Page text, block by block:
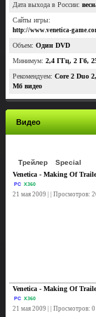
Дата выхода в России:
Сайты игры:
http://www.venetica-
Объем: Один DVD
Минимум: 2,4 ГГц, 2 Гб,
Рекомендуем: Core 2 Duo
Мб видео
Видео
Трейлер
Special
Venetica - Making Of
PC X360
21 мая 2009 | | Просмотров:
Venetica - Making Of
PC X360
21 мая 2009 | | Просмотров: 0